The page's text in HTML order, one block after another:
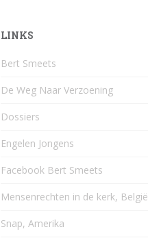
LINKS
Bert Smeets
De Weg Naar Verzoening
Dossiers
Engelen Jongens
Facebook Bert Smeets
Mensenrechten in de kerk, België
Snap, Amerika